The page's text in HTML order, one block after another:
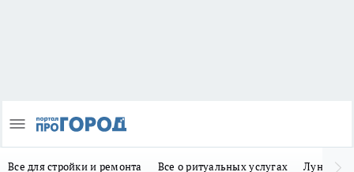
Все для стройки и ремонта Все о ритуальных услугах Лунно-